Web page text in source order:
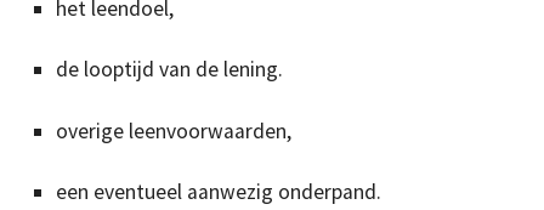
het leendoel,
de looptijd van de lening.
overige leenvoorwaarden,
een eventueel aanwezig onderpand.